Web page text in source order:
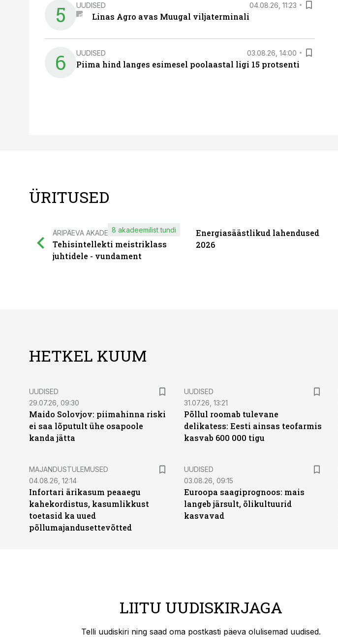
5 UUDISED 04.08.26, 11:23
Linas Agro avas Muugal viljaterminali
6 UUDISED 03.08.26, 14:00
Piima hind langes esimesel poolaastal ligi 15 protsenti
ÜRITUSED
ÄRIPÄEVA AKADEEMIA
Tehisintellekti meistriklass
juhtidele - vundament
8 akadeemilist tundi
Energiasäästlikud lahendused
2026
HETKEL KUUM
UUDISED
29.07.26, 09:30
Maido Solovjov: piimahinna riski
ei saa lõputult ühe osapoole
kanda jätta
UUDISED
31.07.26, 13:21
Põllul roomab tulevane
delikatess: Eesti ainsas teofarmis
kasvab 600 000 tigu
MAJANDUSTULEMUSED
04.08.26, 12:14
Infortari ärikasum peaaegu
kahekordistus, kasumlikkust
toetasid ka uued
põllumajandusettevõtted
UUDISED
03.08.26, 09:15
Euroopa saagiprognoos: mais
langeb järsult, õlikultuurid
kasvavad
LIITU UUDISKIRJAGA
Telli uudiskiri ning saad oma postkasti päeva olulisemad uudised.